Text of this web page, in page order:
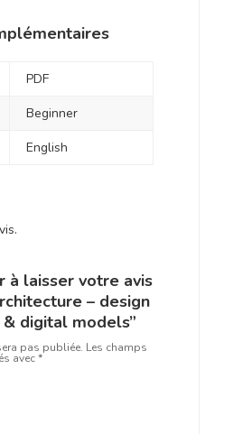
PDF
Beginner
English
à laisser votre avis
– design
digital models”
pas publiée. Les champs
avec*